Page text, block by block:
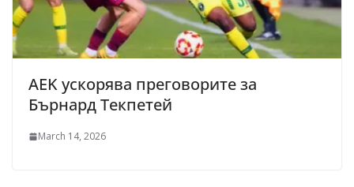
AEK ускорява преговорите за
Бърнард Текпетей
March 14, 2026